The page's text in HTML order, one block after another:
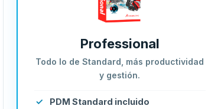
Professional
Todo lo de Standard, más productividad
y gestión.
PDM Standard incluido